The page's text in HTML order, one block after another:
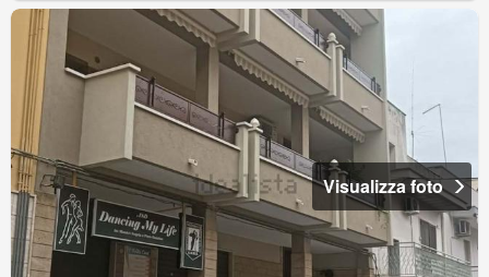
Visualizza foto